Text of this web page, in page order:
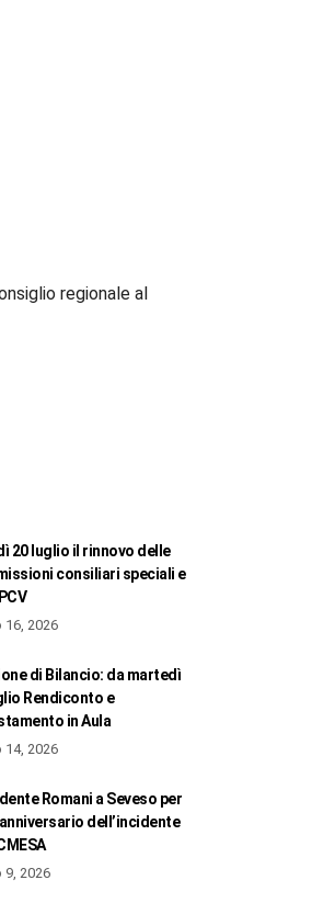
regionale al
20 luglio il rinnovo delle
consiliari speciali e
16, 2026
di Bilancio: da martedì
Rendiconto e
in Aula
14, 2026
Romani a Seveso per
anniversario dell’incidente
9, 2026